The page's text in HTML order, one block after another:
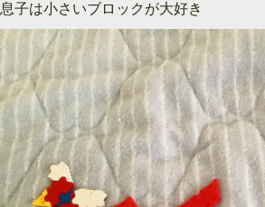
息子は小さいブロックが大好き